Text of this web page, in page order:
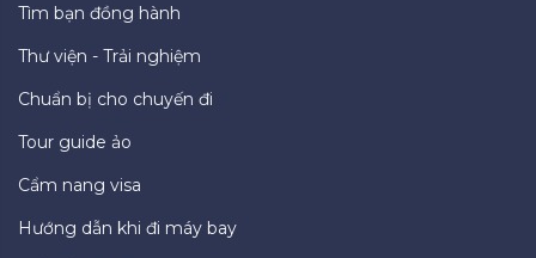
Tìm bạn đồng hành
Thư viện - Trải nghiệm
Chuẩn bị cho chuyến đi
Tour guide ảo
Cẩm nang visa
Hướng dẫn khi đi máy bay